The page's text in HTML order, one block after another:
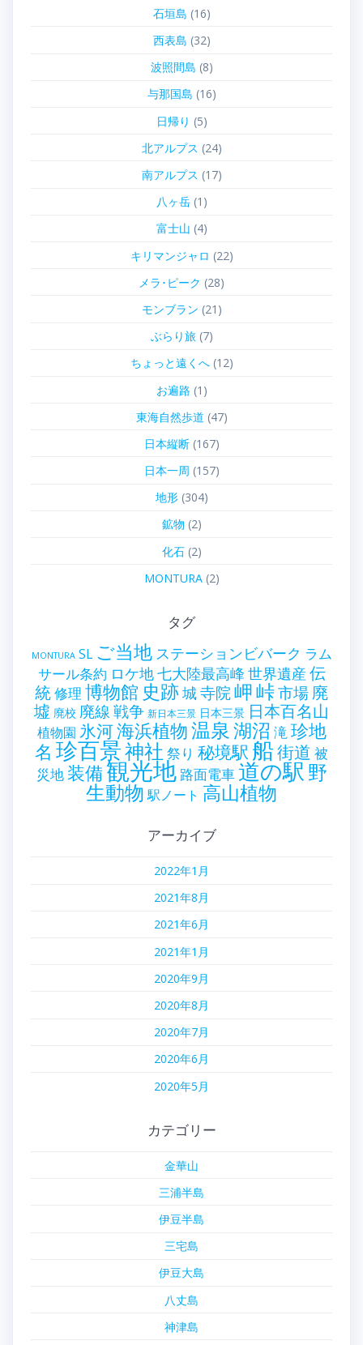
石垣島 (16)
西表島 (32)
波照間島 (8)
与那国島 (16)
日帰り (5)
北アルプス (24)
南アルプス (17)
八ヶ岳(1)
富士山 (4)
キリマンジャロ (22)
メラ･ピーク (28)
モンブラン (21)
ぶらり旅(7)
ちょっと遠くへ(12)
お遍路 (1)
東海自然歩道 (47)
日本縦断(167)
日本一周 (157)
地形(304)
鉱物 (2)
化石(2)
MONTURA(2)
タグ
MONTURA SL ご当地 ステーションビバーク ラム
サール条約 ロケ地七大陸最高峰 世界遺産 伝
統修理 博物館 史跡城寺院岬峠市場廃
墟 廃校 廃線戦争 新日本三景 日本三景 日本百名山
植物園 氷河海浜植物温泉湖沼 滝珍地
名 珍百景神社 祭り 秘境駅 船街道 被
災地装備観光地 路面電車道の駅野
生動物 駅ノート 高山植物
アーカイブ
2022年1月
2021年8月
2021年6月
2021年1月
2020年9月
2020年8月
2020年7月
2020年6月
2020年5月
カテゴリー
金華山
三浦半島
伊豆半島
三宅島
伊豆大島
八丈島
神津島